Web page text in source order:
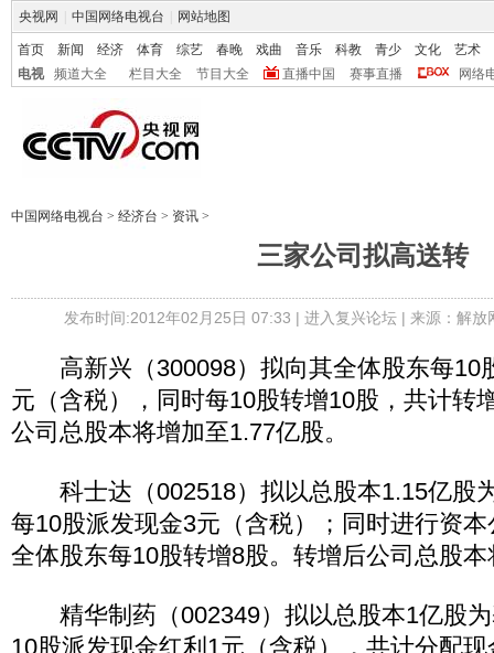
央视网 中国网络电视台 网站地图
首页 新闻 经济 体育 综艺 春晚 戏曲 音乐 科教 青少 文化
艺术
电视
频道大全 栏目大全 节目大全 直播中国 赛事直播 网络
中国网络电视台 > 经济台 > 资讯 >
三家公司拟高送转
发布时间:2012年02月25日 07:33 | 进入复兴论坛 | 来源：解
高新兴（300098）拟向其全体股东每10
元（含税），同时每10股转增10股，共计转
公司总股本将增加至1.77亿股。
科士达（002518）拟以总股本1.15亿股
每10股派发现金3元（含税）；同时进行资
全体股东每10股转增8股。转增后公司总股
精华制药（002349）拟以总股本1亿股为
10股派发现金红利1元（含税），共计分配